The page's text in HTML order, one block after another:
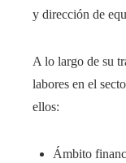
y dirección de
A lo largo de su
labores en el
ellos:
Ámbito